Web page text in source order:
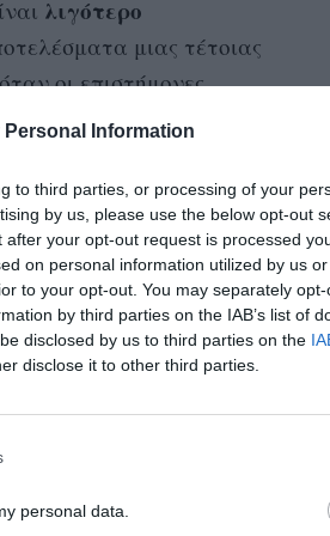
Personal Information
to third parties, or processing of your
by us, please use the below opt-out
your opt-out request is processed
on personal information utilized by us
to your opt-out. You may separately
by third parties on the IAB’s list of
disclosed by us to third parties on the
disclose it to other third parties.
personal data.
λιγότερο
μιας τέτοιας
οι επιστήμονες
τους διαπίστωσαν
της γυναικείαςπεριόδου
εργαστηρίου.
ηDr. Bethany
του Όρεγκον: «Η
της παραγωγής των
ένα άτομο ή μία
για την έμμηνο
και